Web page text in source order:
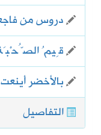
دروس من
قِيمُ
‏بالأخضر
التفاصيل